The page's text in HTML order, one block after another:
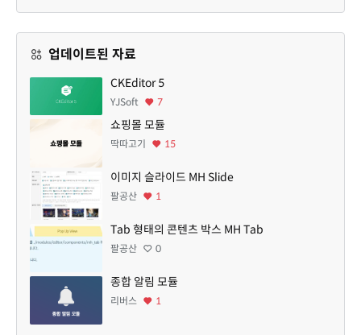
업데이트된 자료
CKEditor 5
YJSoft 7
쇼핑몰 모듈
딱따고기 15
이미지 슬라이드 MH Slide
팔공산 1
Tab 형태의 콘텐츠 박스 MH Tab
팔공산 0
종합 알림 모듈
리버스 1